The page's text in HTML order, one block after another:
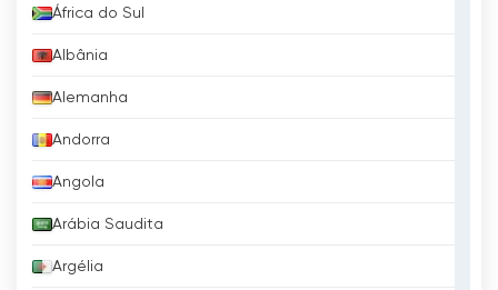
África do Sul
Albânia
Alemanha
Andorra
Angola
Arábia Saudita
Argélia